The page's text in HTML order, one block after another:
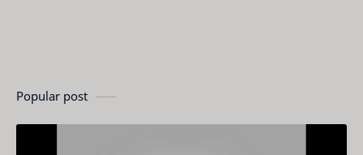
Popular post